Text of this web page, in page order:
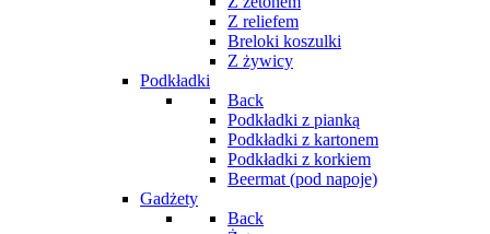
Z reliefem
Breloki koszulki
Z żywicy
Podkładki
Back
Podkładki z pianką
Podkładki z kartonem
Podkładki z korkiem
Beermat (pod napoje)
Gadżety
Back